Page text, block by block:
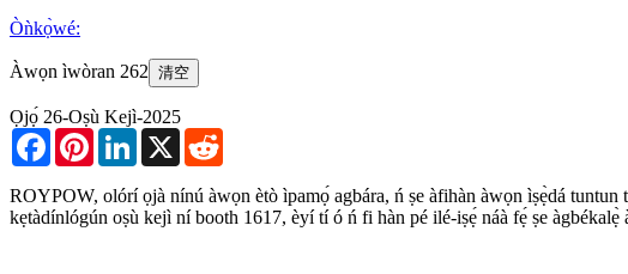
Òǹkọ̀wé:
Àwọn ìwòran 262 清空
Ọjọ́ 26-Oṣù Kejì-2025
FacebookPinterestLinkedIn
X
ROYPOW, olórí ọjà nínú àwọn ètò ìpamọ́ agbára, ń ṣe àfihàn àwọn ìṣẹ̀dá
kẹtàdínlógún oṣù kejì ní booth 1617, èyí tí ó ń fi hàn pé ilé-iṣẹ́ náà fẹ́ ṣe